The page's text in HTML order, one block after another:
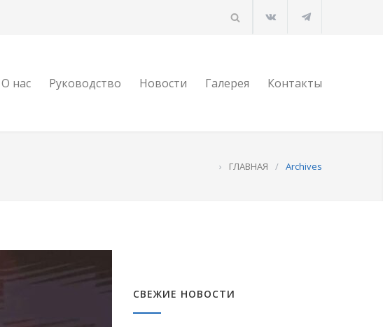
О нас Руководство Новости Галерея Контакты
› ГЛАВНАЯ / Archives
СВЕЖИЕ НОВОСТИ